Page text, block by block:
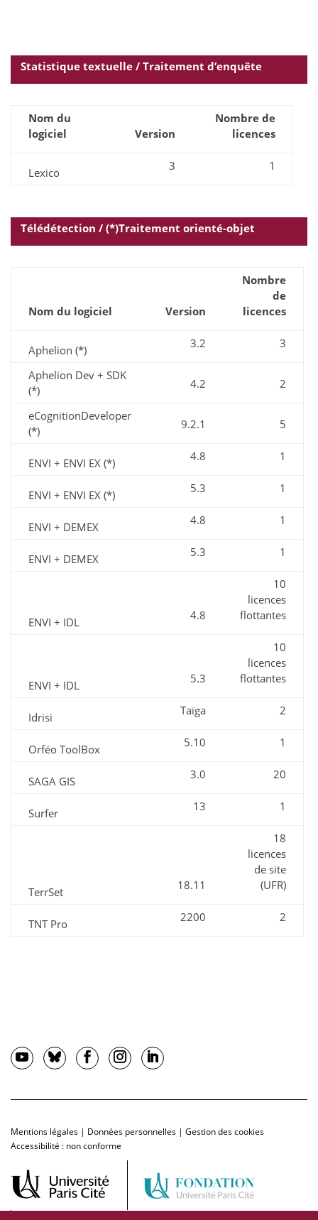
Statistique textuelle / Traitement d’enquête
Nom du
logiciel
Version
Nombre de
licences
Lexico 3 1
Télédétection / (*)Traitement orienté-objet
Nom du logiciel Version
Nombre
de
licences
Aphelion (*) 3.2 3
Aphelion Dev + SDK
(*)
4.2 2
eCognitionDeveloper
(*)
9.2.1 5
ENVI + ENVI EX (*) 4.8 1
ENVI + ENVI EX (*) 5.3 1
ENVI + DEMEX 4.8 1
ENVI + DEMEX 5.3 1
ENVI + IDL 4.8
10
licences
flottantes
ENVI + IDL 5.3
10
licences
flottantes
Idrisi Taïga 2
Orféo ToolBox 5.10 1
SAGA GIS 3.0 20
Surfer 13 1
TerrSet 18.11
18
licences
de site
(UFR)
TNT Pro 2200 2
Mentions légales | Données personnelles | Gestion des cookies
Accessibilité : non conforme